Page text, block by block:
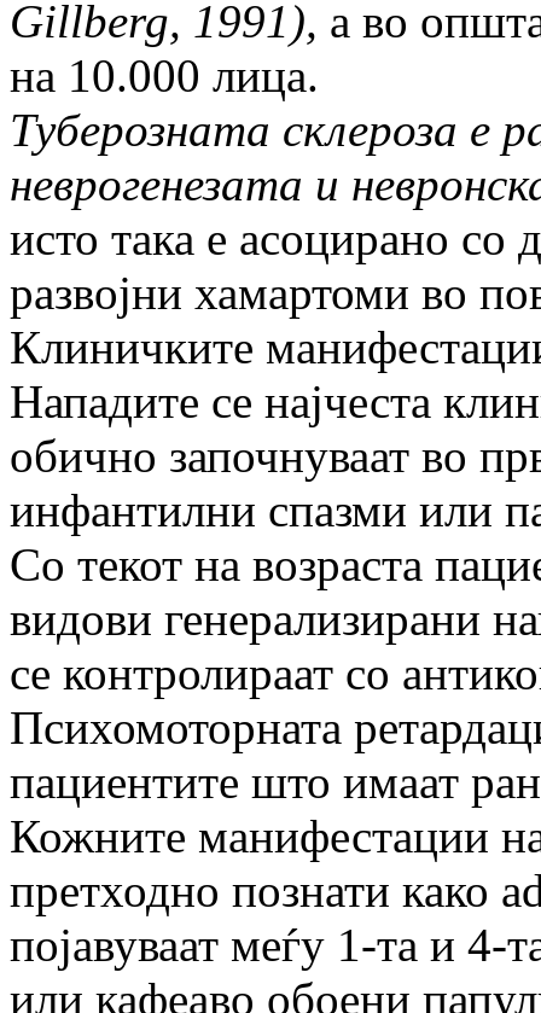
Gillberg, 1991), а во
на 10.000 лица.
Туберозната склероза е
неврогенезата и
исто така е асоцирано
развојни хамартоми во
Клиничките
Нападите се најчеста
обично започнуваат во
инфантилни спазми или
Со текот на возраста
видови генерализирани
се контролираат со
Психомоторната
пациентите што имаат
Кожните манифестации
претходно познати како
појавуваат меѓу 1-та и 4-
или кафеаво обоени